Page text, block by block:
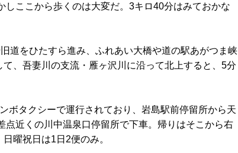
ここから歩くのは大変だ。3キロ40分はみておかな
道をひたすら進み、ふれあい大橋や道の駅あがつま峡
、吾妻川の支流・雁ヶ沢川に沿って北上すると、5分
ボタクシーで運行されており、岩島駅前停留所から天
近くの川中温泉口停留所で下車。帰りはそこから右
曜祝日は1日2便のみ。